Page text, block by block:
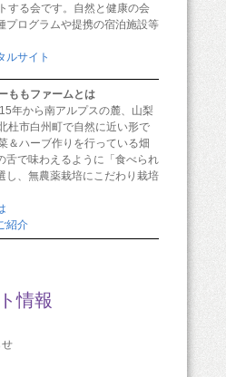
する会です。自然と健康の会
プログラムや提携の宿泊施設等
ルサイト
ももファームとは
年から南アルプスの麓、山梨
杜市白州町で自然に近い形で
＆ハーブ作りを行っている畑
舌で味わえるように「食べられ
し、無農薬栽培にこだわり栽培
紹介
情報